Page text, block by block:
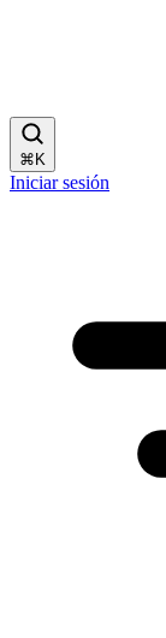
⌘ K
Iniciar sesión